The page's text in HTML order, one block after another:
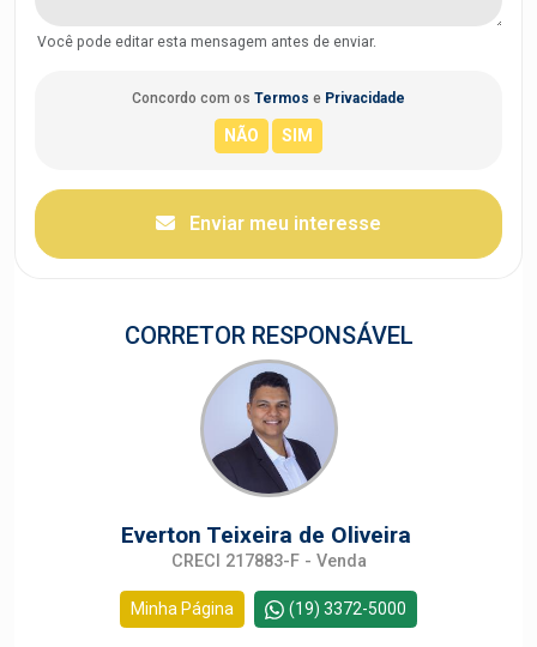
Você pode editar esta mensagem antes de enviar.
Concordo com os Termos e Privacidade
Enviar meu interesse
CORRETOR RESPONSÁVEL
Everton Teixeira de Oliveira
CRECI 217883-F - Venda
Minha Página (19) 3372-5000